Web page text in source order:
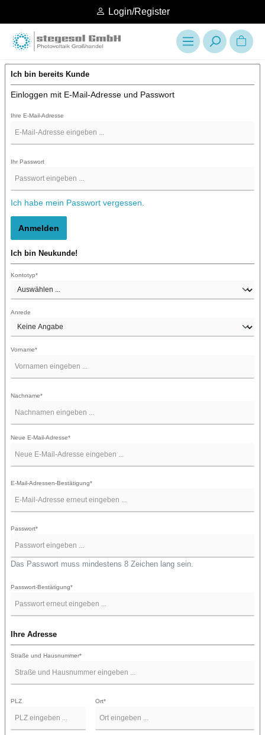
Login/Register
Ich bin bereits Kunde
Einloggen mit E-Mail-Adresse und Passwort
Ihre E-Mail-Adresse
Ihr Passwort
Ich habe mein Passwort vergessen.
Anmelden
Ich bin Neukunde!
Kontotyp*
Anrede
Vorname*
Nachname*
Neue E-Mail-Adresse*
E-Mail-Adressen-Bestätigung*
Passwort*
Das Passwort muss mindestens 8 Zeichen lang sein.
Passwort-Bestätigung*
Ihre Adresse
Straße und Hausnummer*
PLZ Ort*